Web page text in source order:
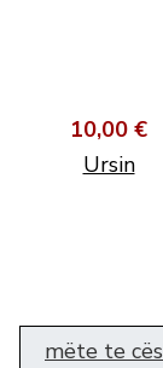
10,00 €
Ursin
mëte te